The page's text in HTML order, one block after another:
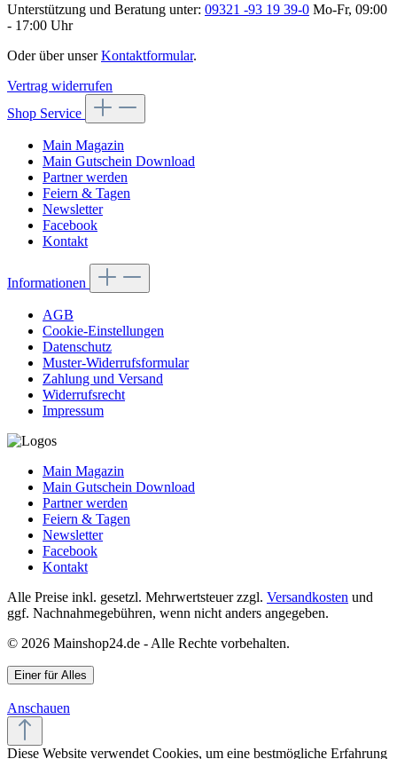
Unterstützung und Beratung unter: 09321 -93 19 39-0 Mo-Fr, 09:00
- 17:00 Uhr
Oder über unserKontaktformular.
Vertrag widerrufen
Shop Service
Main Magazin
Main Gutschein Download
Partner werden
Feiern & Tagen
Newsletter
Facebook
Kontakt
Informationen
AGB
Cookie-Einstellungen
Datenschutz
Muster-Widerrufsformular
Zahlung und Versand
Widerrufsrecht
Impressum
Main Magazin
Main Gutschein Download
Partner werden
Feiern & Tagen
Newsletter
Facebook
Kontakt
Alle Preise inkl. gesetzl. Mehrwertsteuer zzgl. Versandkosten und
ggf. Nachnahmegebühren, wenn nicht anders angegeben.
© 2026 Mainshop24.de - Alle Rechte vorbehalten.
Einer für Alles
Anschauen
Diese Website verwendet Cookies, um eine bestmögliche Erfahrung